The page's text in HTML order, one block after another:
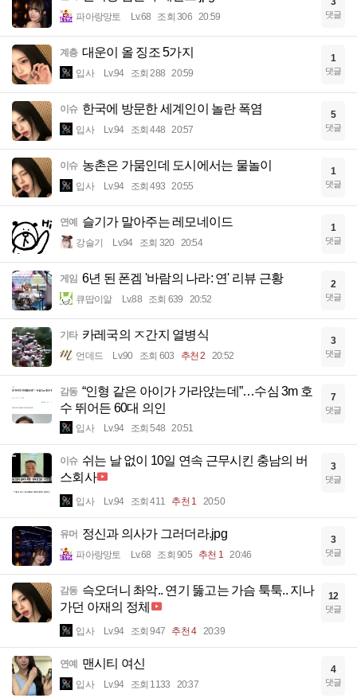
파아랑망토 Lv.68 조회 306 20:59 댓글
계층 대운이 올 징조 5가지
입사 Lv.94 조회 288 20:59
1
댓글
이슈 한국에 방문한 세계인이 놀란 폭염
입사 Lv.94 조회 448 20:57
5
댓글
이슈 농촌은 가뭄인데 도시에서는 물놀이
입사 Lv.94 조회 493 20:55
1
댓글
연예 슬기가 말아주는 레모네이드
강슬기 Lv.94 조회 320 20:54
1
댓글
게임 6년 된 폰겜 '바람의 나라: 연' 리뷰 근황
큐땁이알 Lv.88 조회 639 20:52
2
댓글
기타 카레국의 ㅈ간지 열병식
언데드 Lv.90 조회 603 추천 2 20:52
3
댓글
감동 “인형 같은 아이가 가라앉는데”…수심 3m 호
수 뛰어든 60대 의인
입사 Lv.94 조회 548 20:51
7
댓글
이슈 쉬는 날 없이 10일 연속 근무시킨 충남의 버
스회사
입사 Lv.94 조회 411 추천 1 20:50
3
댓글
유머 정신과 의사가 그러더라.jpg
파아랑망토 Lv.68 조회 905 추천 1 20:46
3
댓글
감동 슥오더니 촤악.. 연기 뚫고는 가슴 툭툭.. 지나
가던 아재의 정체
입사 Lv.94 조회 947 추천 4 20:39
12
댓글
연예 맨시티 여신
입사 Lv.94 조회 1133 20:37
4
댓글